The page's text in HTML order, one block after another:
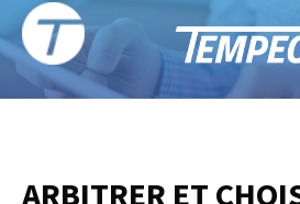
ARBITRER ET